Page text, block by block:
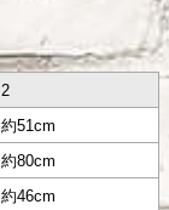
2
約51cm
約80cm
約46cm